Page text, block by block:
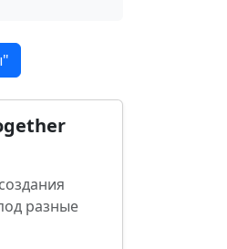
разные